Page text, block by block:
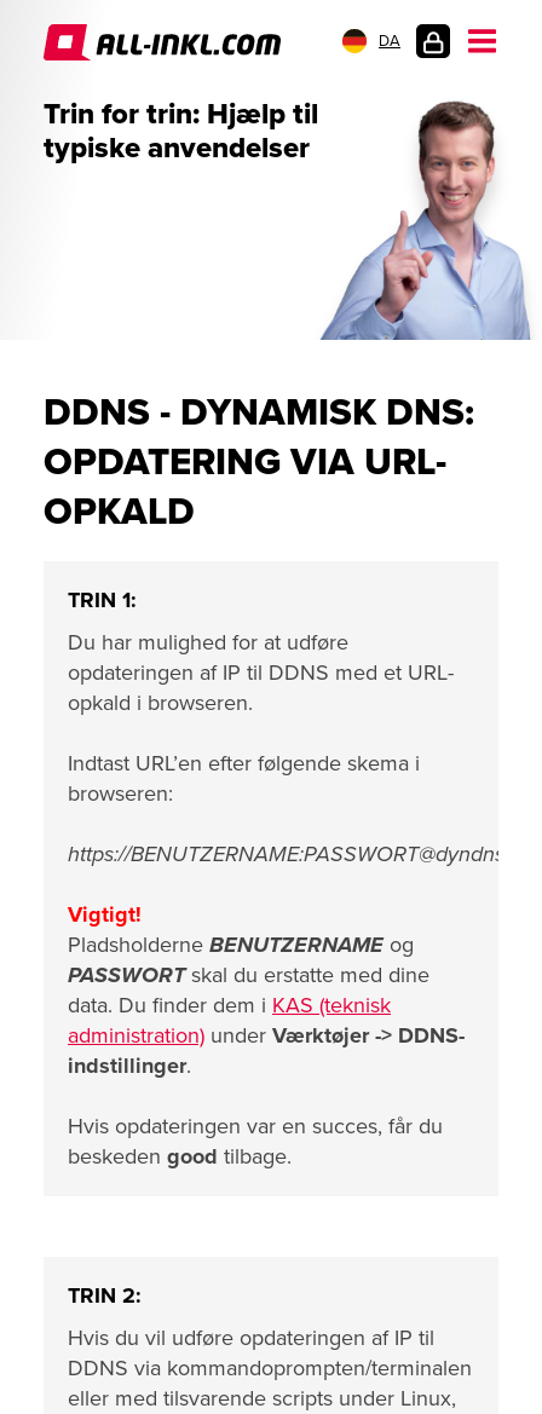
DA
Trin for trin: Hjælp til
typiske anvendelser
DDNS - DYNAMISK DNS:
OPDATERING VIA URL-
OPKALD
TRIN 1:
Du har mulighed for at udføre
opdateringen af IP til DDNS med et URL-
opkald i browseren.
Indtast URL’en efter følgende skema i
browseren:
https://
Vigtigt!
Pladsholderne BENUTZERNAMEog
PASSWORTskal du erstatte med dine
data. Du finder dem i KAS (teknisk
administration) under Værktøjer -> DDNS-
indstillinger.
Hvis opdateringen var en succes, får du
beskeden good tilbage.
TRIN 2:
Hvis du vil udføre opdateringen af IP til
DDNS via kommandoprompten/terminalen
eller med tilsvarende scripts under Linux,